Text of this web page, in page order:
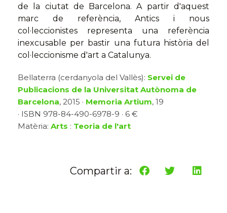
de la ciutat de Barcelona. A partir d'aquest
marc de referència, Antics i nous
col·leccionistes representa una referència
inexcusable per bastir una futura història del
col·leccionisme d'art a Catalunya.
Bellaterra (cerdanyola del Vallès): Servei de
Publicacions de la Universitat Autònoma de
Barcelona, 2015 · Memoria Artium, 19
· ISBN 978-84-490-6978-9 · 6 €
Matèria: Arts : Teoria de l'art
Compartir a: